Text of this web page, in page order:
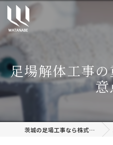
足場解体工事
茨城の足場工事なら株式会社渡邊建設